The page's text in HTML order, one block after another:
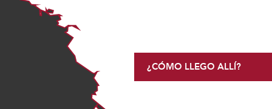
¿CÓMO LLEGO ALLÍ?